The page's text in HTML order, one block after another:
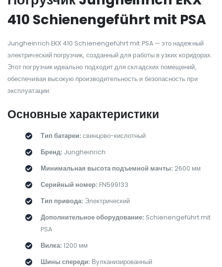
410 Schienengeführt mit PSA
Jungheinrich EKX 410 Schienengeführt mit PSA — это надежный
электрический погрузчик, созданный для работы в узких коридорах.
Этот погрузчик идеально подходит для складских помещений,
обеспечивая высокую производительность и безопасность при
эксплуатации.
Основные характеристики
Тип батареи: свинцово-кислотный
Бренд: Jungheinrich
Минимальная высота подъемной мачты: 2600 мм
Серийный номер: FN599133
Тип привода: Электрический
Дополнительное оборудование: Schienengeführt mit
PSA
Вилка: 1200 мм
Шины спереди: Вулканизированный